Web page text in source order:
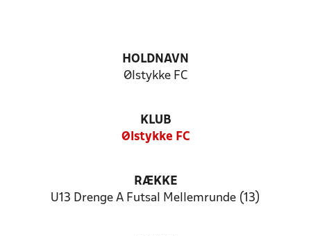
HOLDNAVN
Ølstykke FC
KLUB
Ølstykke FC
RÆKKE
U13 Drenge A Futsal Mellemrunde (13)